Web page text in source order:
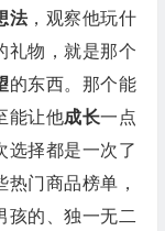
法，观察他玩什
礼物，就是那个
的东西。那个能
能让他成长一点
选择都是一次了
门商品榜单，
孩的、独一无二